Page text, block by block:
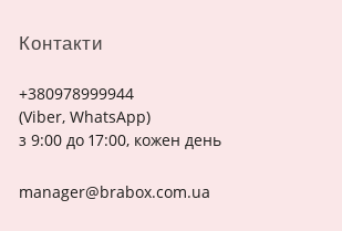
Контакти
+380978999944
(Viber, WhatsApp)
з 9:00 до 17:00, кожен день
manager@brabox.com.ua